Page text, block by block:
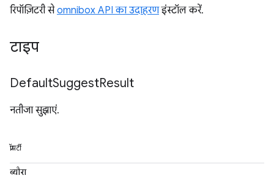
रिपॉज़िटरी सेomnibox API का उदाहरणइंस्टॉल करें.
टाइप
DefaultSuggestResult
नतीजा सुझाएं.
प्रॉपर्टी
ब्यौरा